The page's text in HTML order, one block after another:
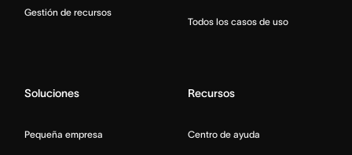
Gestión de recursos
Todos los casos de uso
Soluciones
Pequeña empresa
Recursos
Centro de ayuda